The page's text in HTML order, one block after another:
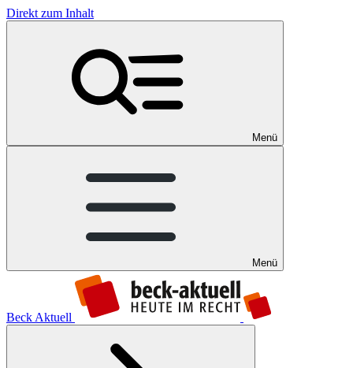
Direkt zum Inhalt
Menü
Menü
Beck Aktuell